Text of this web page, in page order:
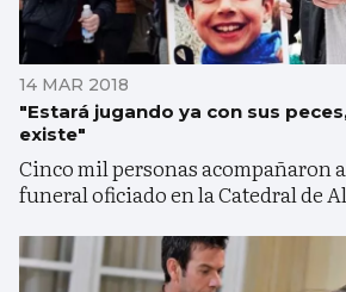
14 MAR 2018
"Estará jugando ya con sus
existe"
Cinco mil personas acompañaron
funeral oficiado en la Catedral de